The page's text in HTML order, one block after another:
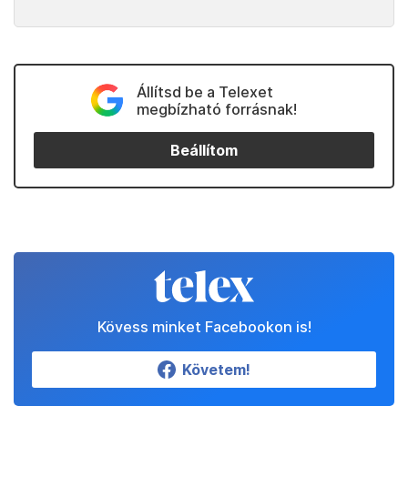
Állítsd be a Telexet
megbízható forrásnak!
Beállítom
Kövess minket Facebookon is!
Követem!